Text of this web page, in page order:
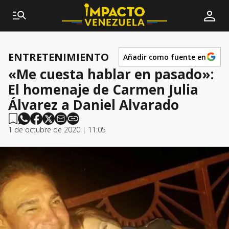
ENTRETENIMIENTO Añadir como fuente en
«Me cuesta hablar en pasado»:
El homenaje de Carmen Julia
Álvarez a Daniel Alvarado
1 de octubre de 2020 | 11:05